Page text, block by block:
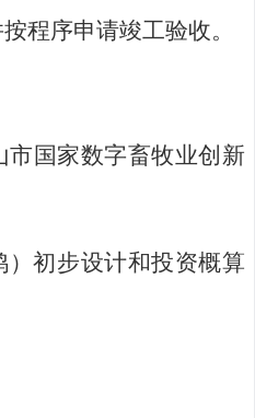
程序申请竣工验收。
市国家数字畜牧业创新
）初步设计和投资概算